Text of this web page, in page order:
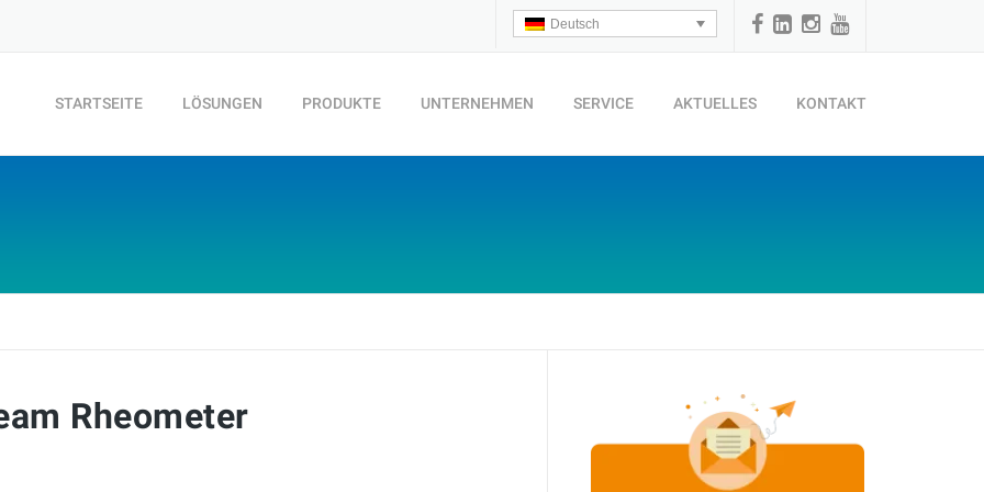
Deutsch
STARTSEITE LÖSUNGEN PRODUKTE UNTERNEHMEN SERVICE AKTUELLES KONTAKT
Rheometer